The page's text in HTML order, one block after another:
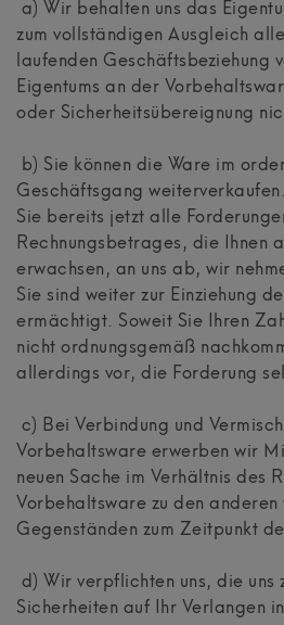
a) Wir behalten uns das
zum vollständigen Ausgleich
laufenden Geschäftsbeziehung
Eigentums an der
oder Sicherheitsübereignung
b) Sie können die Ware im
Geschäftsgang
Sie bereits jetzt alle
Rechnungsbetrages, die Ihnen
erwachsen, an uns ab, wir
Sie sind weiter zur Einziehung
ermächtigt. Soweit Sie Ihren
nicht ordnungsgemäß
allerdings vor, die Forderung
c) Bei Verbindung und
Vorbehaltsware erwerben wir
neuen Sache im Verhältnis des
Vorbehaltsware zu den
Gegenständen zum Zeitpunkt
d) Wir verpflichten uns, die uns
Sicherheiten auf Ihr Verlangen